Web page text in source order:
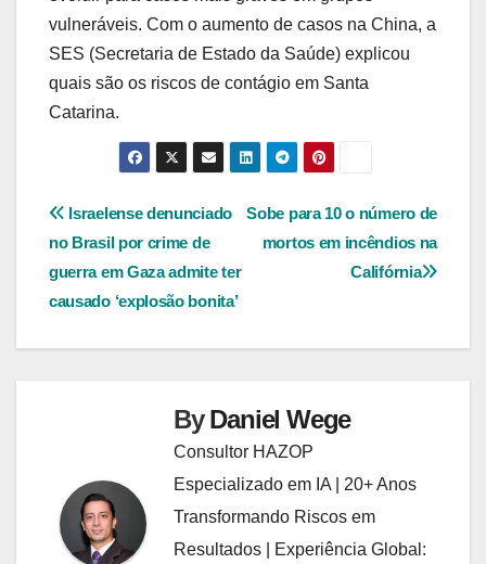
vulneráveis. Com o aumento de casos na China, a
SES (Secretaria de Estado da Saúde) explicou
quais são os riscos de contágio em Santa
Catarina.
Navegação
de
Post
Sobe para 10 o número de
mortos em incêndios na
Califórnia
Israelense denunciado
no Brasil por crime de
guerra em Gaza admite ter
causado ‘explosão bonita’
ByDaniel Wege
Consultor HAZOP
Especializado em IA | 20+ Anos
Transformando Riscos em
Resultados | Experiência Global: